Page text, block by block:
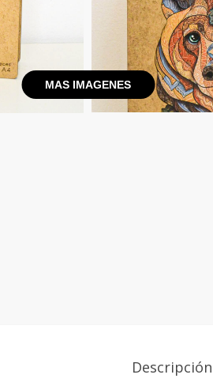
MAS IMAGENES
Descripción